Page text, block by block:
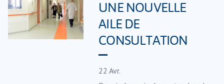
UNE NOUVELLE
AILE DE
CONSULTATION
22 Avr.